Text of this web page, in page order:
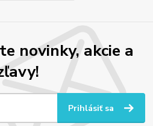
novinky, akcie a
Prihlásiť sa